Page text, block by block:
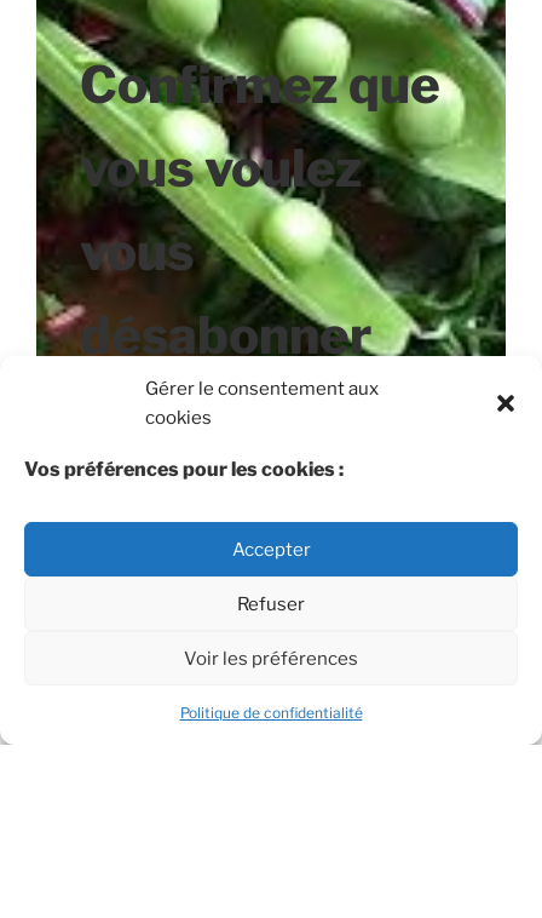
Gérer le consentement aux
cookies
Vos préférences pour les cookies :
Accepter
Refuser
Voir les préférences
Politique de confidentialité
Confirmez que
vous voulez
vous
désabonner
[mailpoet_page]